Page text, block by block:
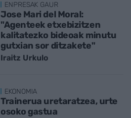
ENPRESAK GAUR
Jose Mari del Moral:
"Agenteek etxebizitzen
kalitatezko bideoak minutu
gutxian sor ditzakete"
Iraitz Urkulo
EKONOMIA
Trainerua uretaratzea, urte
osoko gastua